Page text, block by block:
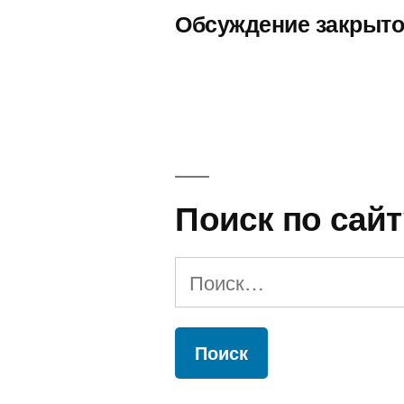
Обсуждение
Поиск по
Найти: